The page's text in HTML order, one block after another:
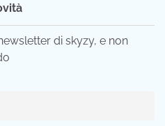
di skyzy, e non